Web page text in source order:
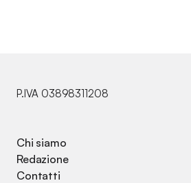
P.IVA 03898311208
Chi siamo
Redazione
Contatti